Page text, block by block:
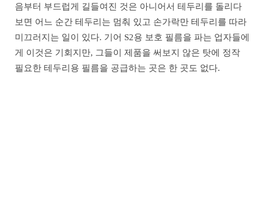
음부터 부드럽게 길들여진 것은 아니어서 테두리를 돌리다
보면 어느 순간 테두리는 멈춰 있고 손가락만 테두리를 따라
미끄러지는 일이 있다. 기어 S2용 보호 필름을 파는 업자들에
게 이것은 기회지만, 그들이 제품을 써보지 않은 탓에 정작
필요한 테두리용 필름을 공급하는 곳은 한 곳도 없다.